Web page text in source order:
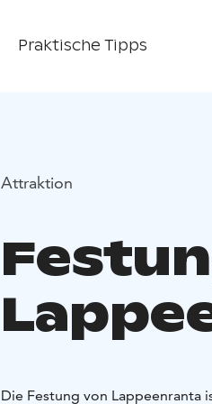
Praktische Tipps
Attraktion
Die Festung von Lappeenranta